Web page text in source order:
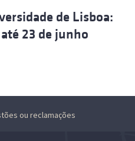
de Lisboa:
23 de junho
ou reclamações